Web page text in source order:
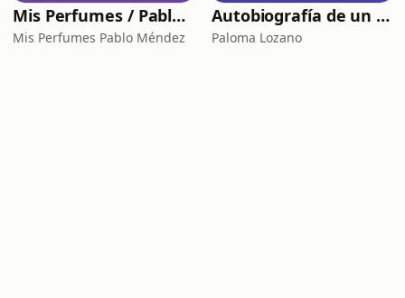
Mis Perfumes / Pablo Méndez
Mis Perfumes Pablo Méndez
Autobiografía de un Yogui con sitar
Paloma Lozano